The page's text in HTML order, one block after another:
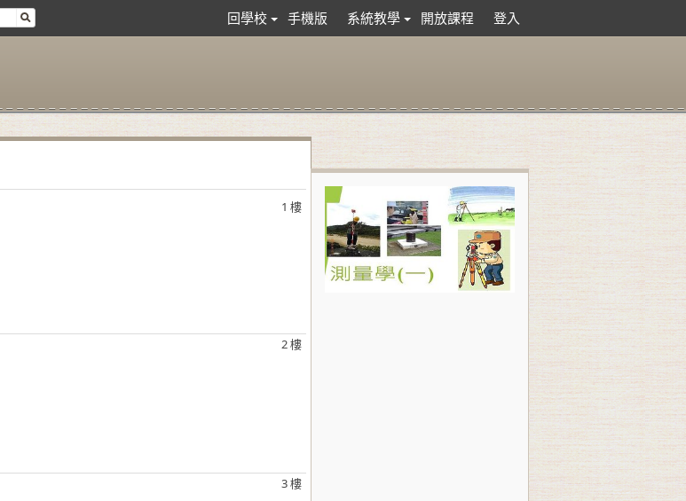
登入
回學校 手機版 系統教學 開放課程
1 樓
2 樓
3 樓